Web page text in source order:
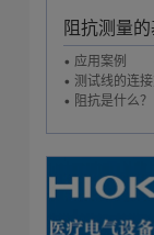
阻抗测量
• 应用案例
• 测试线的连
• 阻抗是什么？